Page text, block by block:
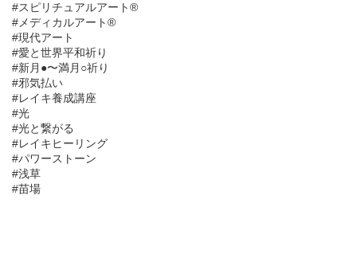
#スピリチュアルアート®︎
#メディカルアート®︎
#現代アート
#愛と世界平和祈り
#新月●〜満月○祈り
#邪気払い
#レイキ養成講座
#光
#光と繋がる
#レイキヒーリング
#パワーストーン
#浅草
#苗場